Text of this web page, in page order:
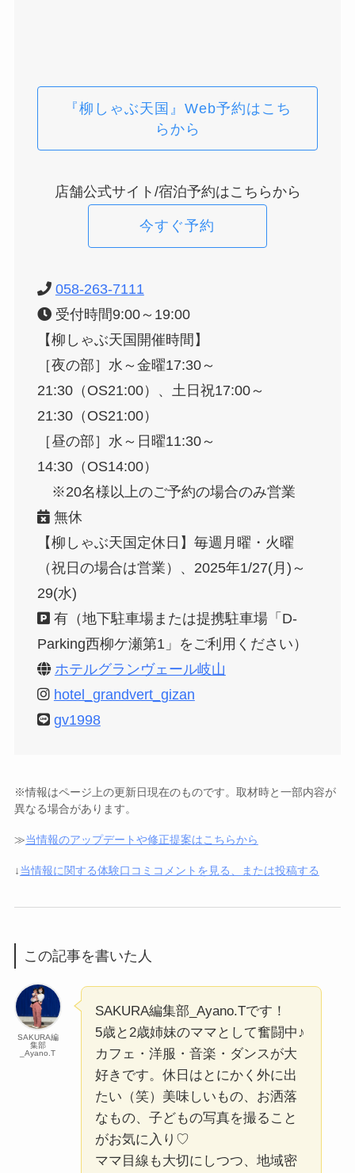
『柳しゃぶ天国』Web予約はこち
らから
店舗公式サイト/宿泊予約はこちらから
今すぐ予約
058-263-7111
受付時間9:00～19:00
【柳しゃぶ天国開催時間】
［夜の部］水～金曜17:30～
21:30（OS21:00）、土日祝17:00～
21:30（OS21:00）
［昼の部］水～日曜11:30～
14:30（OS14:00）
※20名様以上のご予約の場合のみ営業
無休
【柳しゃぶ天国定休日】毎週月曜・火曜
（祝日の場合は営業）、2025年1/27(月)～
29(水)
有（地下駐車場または提携駐車場「D-
Parking西柳ケ瀬第1」をご利用ください）
ホテルグランヴェール岐山
hotel_grandvert_gizan
gv1998
※情報はページ上の更新日現在のものです。取材時と一部内容が
異なる場合があります。
≫当情報のアップデートや修正提案はこちらから
↓当情報に関する体験口コミコメントを見る、または投稿する
この記事を書いた人
SAKURA編
集部
_Ayano.T
SAKURA編集部_Ayano.Tです！
5歳と2歳姉妹のママとして奮闘中♪
カフェ・洋服・音楽・ダンスが大
好きです。休日はとにかく外に出
たい（笑）美味しいもの、お洒落
なもの、子どもの写真を撮ること
がお気に入り♡
ママ目線も大切にしつつ、地域密